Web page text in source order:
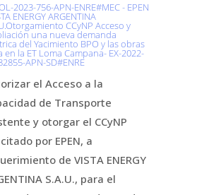
2023-756-APN-ENRE#MEC - EPEN
ENERGY ARGENTINA
CCyNP Acceso y
una nueva demanda
del Yacimiento BPO y las obras
en la ET Loma Campana- EX-2022-
APN-SD#ENRE
el Acceso a la
de Transporte
y otorgar el CCyNP
por EPEN, a
de VISTA ENERGY
S.A.U., para el